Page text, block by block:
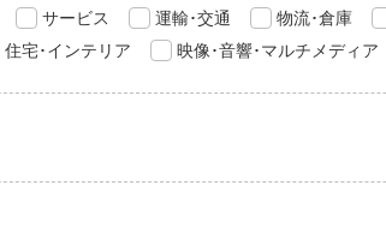
サービス 運輸･交通
物流･倉庫
住宅･インテリア 映像･音響･マルチメディア